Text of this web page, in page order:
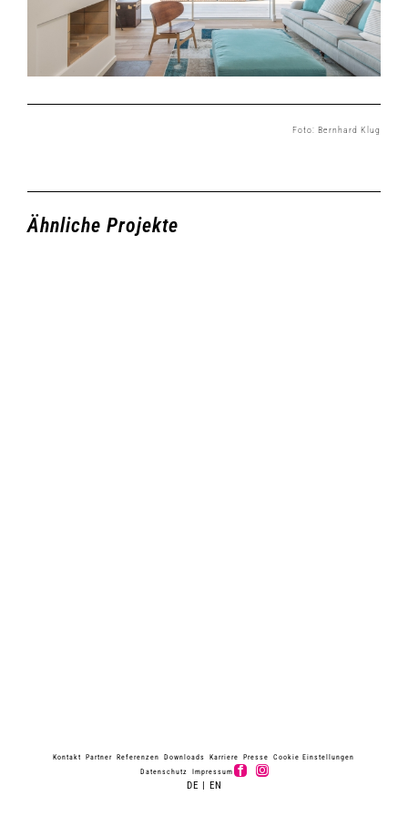
Foto: Bernhard Klug
Ähnliche Projekte
Kontakt Partner Referenzen Downloads Karriere Presse
Cookie Einstellungen
Datenschutz
Impressum
DE EN